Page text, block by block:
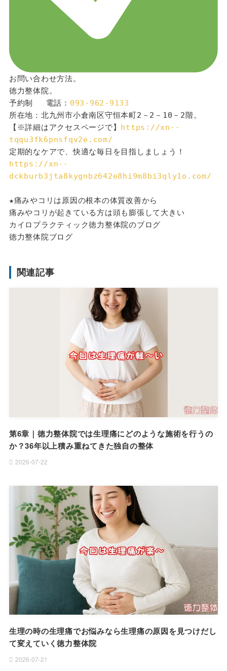
お問い合わせ方法。
徳力整体院。
予約制 　電話： 093-962-9133
所在地：北九州市小倉南区守恒本町2－2－10－2階。
【※詳細はアクセスページで】 https://xn--
tqqu3fk6pnsfqv2e.com/
定期的なケアで、快適な毎日を目指しましょう！
https://xn--
dckburb3jta8kygnbz642e8hi9m8bi3qly1o.com/
★痛みやコリは原因の根本の体質改善から
痛みやコリが起きている方は頭も膨張して大きい
カイロプラクティック徳力整体院のブログ
徳力整体院ブログ
関連記事
第6章｜徳力整体院では生理痛にどのような施術を行うの
か？36年以上積み重ねてきた独自の整体
2026-07-22
生理の時の生理痛でお悩みなら生理痛の原因を見つけだし
て変えていく徳力整体院
2026-07-21